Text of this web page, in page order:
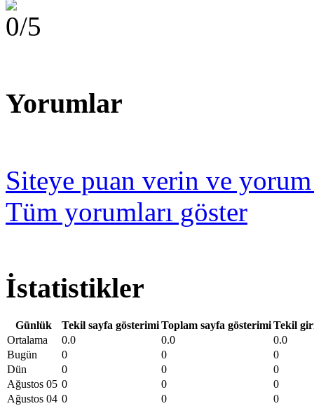
Yorumlar
Siteye puan verin ve yorum
Tüm yorumları göster
İstatistikler
Günlük Tekil sayfa gösterimiToplam sayfa gösterimiTekil
Ortalama
0.0 0.0
0.0
Bugün
0 0
0
Dün
0 0
0
Ağustos 05 0 0
0
Ağustos 04 0 0
0